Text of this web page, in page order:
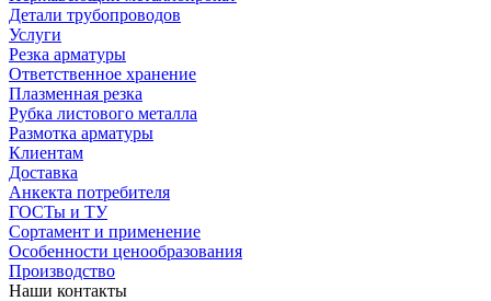
Детали трубопроводов
Услуги
Резка арматуры
Ответственное хранение
Плазменная резка
Рубка листового металла
Размотка арматуры
Клиентам
Доставка
Анкекта потребителя
ГОСТы и ТУ
Сортамент и применение
Особенности ценообразования
Производство
Наши контакты